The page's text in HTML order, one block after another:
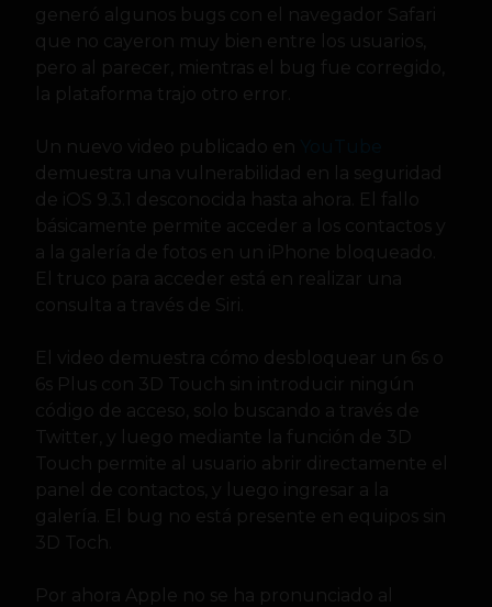
generó algunos bugs con el navegador Safari
que no cayeron muy bien entre los usuarios,
pero al parecer, mientras el bug fue corregido,
la plataforma trajo otro error.
Un nuevo video publicado en
demuestra una vulnerabilidad en la seguridad
de iOS 9.3.1 desconocida hasta ahora. El fallo
básicamente permite acceder a los contactos y
a la galería de fotos en un iPhone bloqueado.
El truco para acceder está en realizar una
consulta a través de Siri.
El video demuestra cómo desbloquear un 6s o
6s Plus con 3D Touch sin introducir ningún
código de acceso, solo buscando a través de
Twitter, y luego mediante la función de 3D
Touch permite al usuario abrir directamente el
panel de contactos, y luego ingresar a la
galería. El bug no está presente en equipos sin
3D Toch.
Por ahora Apple no se ha pronunciado al